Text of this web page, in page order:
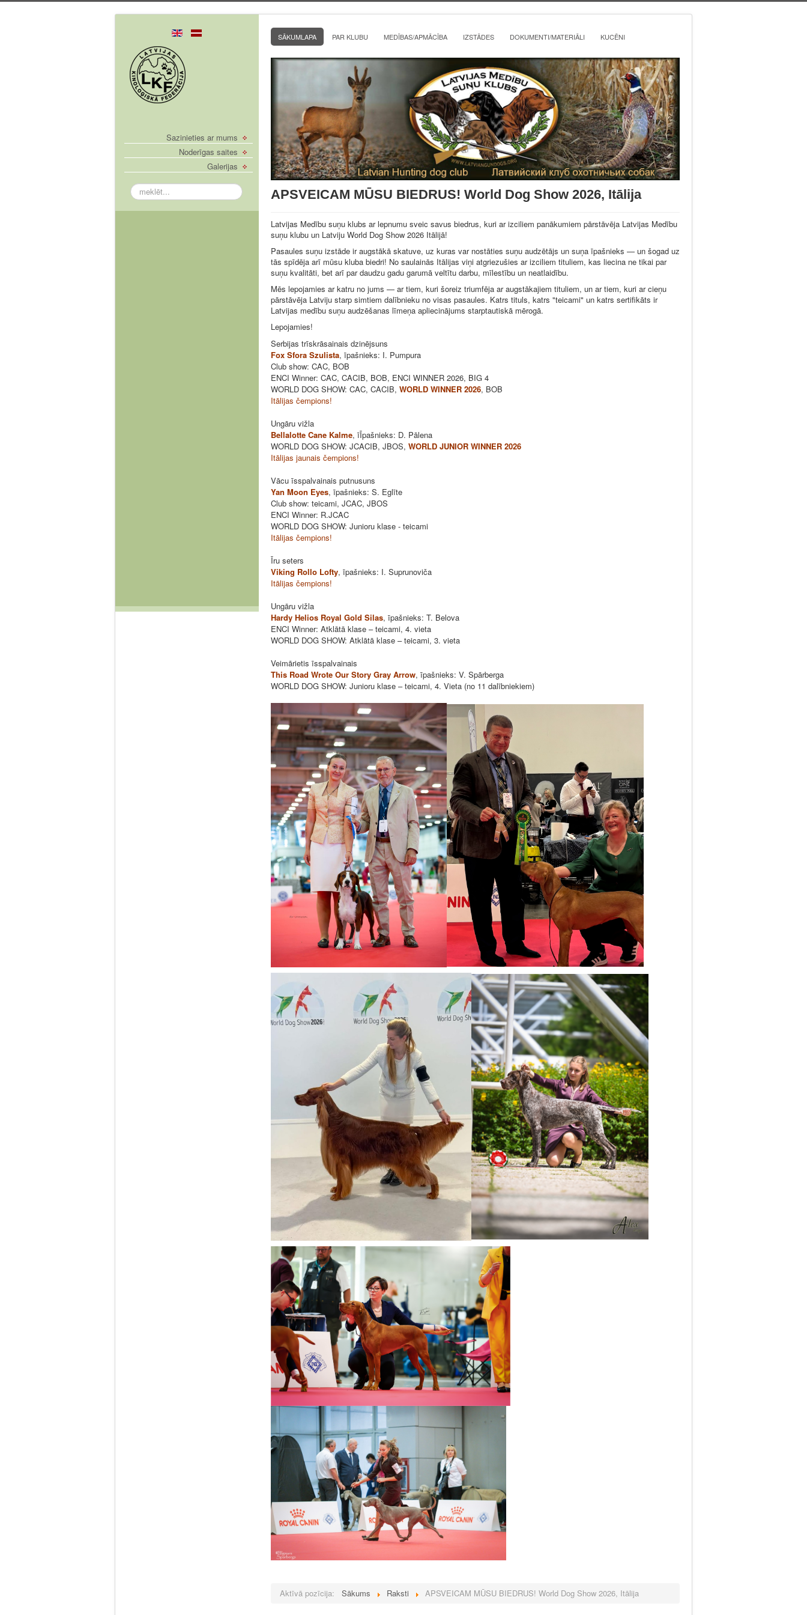
Sazinieties ar mums
Noderīgas saites
Galerijas
meklēt...
SĀKUMLAPA PAR KLUBU MEDĪBAS/APMĀCĪBA IZSTĀDES DOKUMENTI/MATERIĀLI KUCĒNI
APSVEICAM MŪSU BIEDRUS! World Dog Show 2026, Itālija
Latvijas Medību suņu klubs ar lepnumu sveic savus biedrus, kuri ar izciliem panākumiem pārstāvēja Latvijas Medību
suņu klubu un Latviju World Dog Show 2026 Itālijā!
Pasaules suņu izstāde ir augstākā skatuve, uz kuras var nostāties suņu audzētājs un suņa īpašnieks — un šogad uz
tās spīdēja arī mūsu kluba biedri! No saulainās Itālijas viņi atgriezušies ar izciliem tituliem, kas liecina ne tikai par
suņu kvalitāti, bet arī par daudzu gadu garumā veltītu darbu, mīlestību un neatlaidību.
Mēs lepojamies ar katru no jums — ar tiem, kuri šoreiz triumfēja ar augstākajiem tituliem, un ar tiem, kuri ar cieņu
pārstāvēja Latviju starp simtiem dalībnieku no visas pasaules. Katrs tituls, katrs "teicami" un katrs sertifikāts ir
Latvijas medību suņu audzēšanas līmeņa apliecinājums starptautiskā mērogā.
Lepojamies!
Serbijas trīskrāsainais dzinējsuns
Fox Sfora Szulista, īpašnieks: I. Pumpura
Club show: CAC, BOB
ENCI Winner: CAC, CACIB, BOB, ENCI WINNER 2026, BIG 4
WORLD DOG SHOW: CAC, CACIB, WORLD WINNER 2026, BOB
Itālijas čempions!
Ungāru vižla
Bellalotte Cane Kalme, īĪpašnieks: D. Pālena
WORLD DOG SHOW: JCACIB, JBOS, WORLD JUNIOR WINNER 2026
Itālijas jaunais čempions!
Vācu īsspalvainais putnusuns
Yan Moon Eyes, īpašnieks: S. Eglīte
Club show: teicami, JCAC, JBOS
ENCI Winner: R.JCAC
WORLD DOG SHOW: Junioru klase - teicami
Itālijas čempions!
Īru seters
Viking Rollo Lofty, īpašnieks: I. Suprunoviča
Itālijas čempions!
Ungāru vižla
Hardy Helios Royal Gold Silas, īpašnieks: T. Belova
ENCI Winner: Atklātā klase – teicami, 4. vieta
WORLD DOG SHOW: Atklātā klase – teicami, 3. vieta
Veimārietis īsspalvainais
This Road Wrote Our Story Gray Arrow, īpašnieks: V. Spārberga
WORLD DOG SHOW: Junioru klase – teicami, 4. Vieta (no 11 dalībniekiem)
Aktīvā pozīcija: Sākums Raksti APSVEICAM MŪSU BIEDRUS! World Dog Show 2026, Itālija